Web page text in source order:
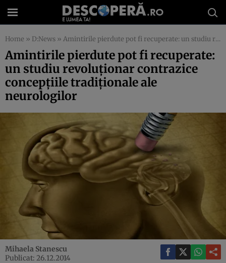
Home » D:News » Amintirile pierdute pot fi recuperate: un studiu revoluţionar contrazice concepţiile tradiţionale ale neurologilor
Amintirile pierdute pot fi recuperate:
un studiu revoluţionar contrazice
concepţiile tradiţionale ale
neurologilor
Mihaela Stanescu
Publicat: 26.12.2014